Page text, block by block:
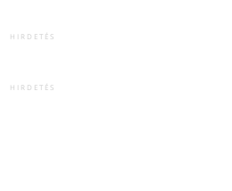
HIRDETÉS
HIRDETÉS